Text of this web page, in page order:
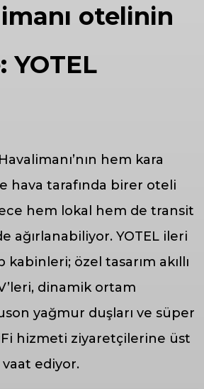
otelinin
YOTEL
hem kara
hava tarafında birer oteli
hem lokal hem de transit
ağırlanabiliyor. YOTEL ileri
özel tasarım akıllı
dinamik ortam
yağmur duşları ve süper
hizmeti ziyaretçilerine üst
ediyor.